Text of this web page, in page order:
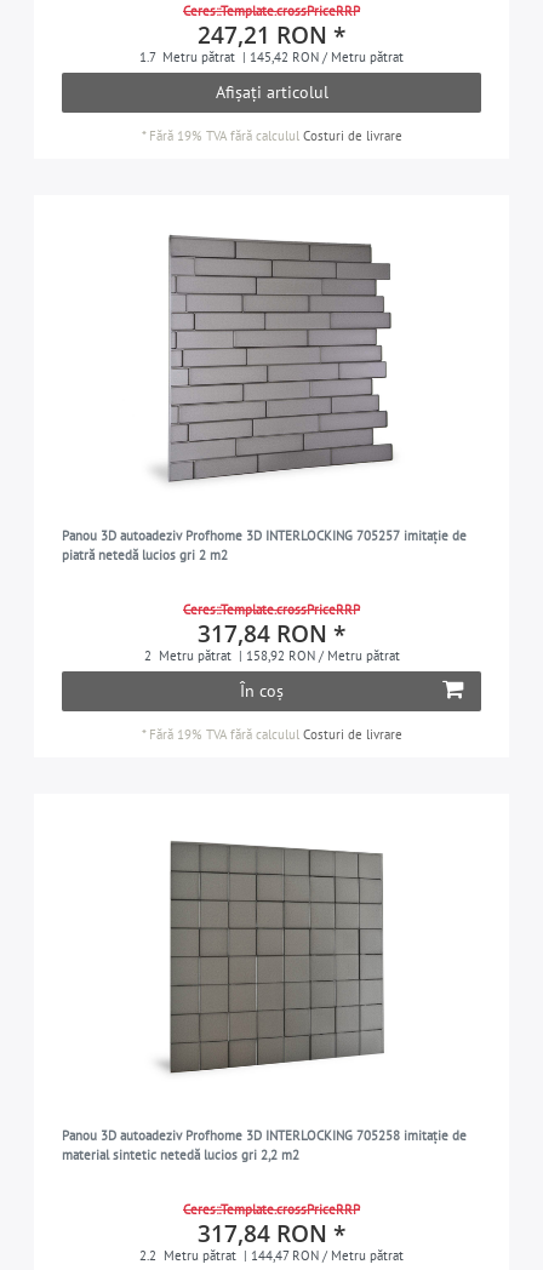
Ceres::Template.crossPriceRRP
247,21 RON *
1.7 Metru pătrat | 145,42 RON / Metru pătrat
Afișați articolul
* Fără 19% TVAfără calculul Costuri de livrare
Panou 3D autoadeziv Profhome 3D INTERLOCKING 705257 imitație de
piatră netedă lucios gri 2 m2
Ceres::Template.crossPriceRRP
317,84 RON *
2 Metru pătrat | 158,92 RON / Metru pătrat
În coș
* Fără 19% TVAfără calculul Costuri de livrare
Panou 3D autoadeziv Profhome 3D INTERLOCKING 705258 imitație de
material sintetic netedă lucios gri 2,2 m2
Ceres::Template.crossPriceRRP
317,84 RON *
2.2 Metru pătrat | 144,47 RON / Metru pătrat